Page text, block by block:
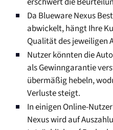
Da Blueware Nexus
abwickelt, hängt Ihre
Qualität des jeweiligen
Nutzer könnten die
als Gewinngarantie
übermäßig hebeln,
Verluste steigt.
In einigen Online-
Nexus wird auf